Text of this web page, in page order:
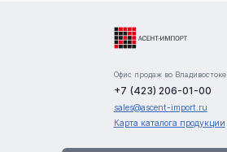
Офис продаж во Владивостоке
+7 (423) 206-01-00
sales@ascent-import.ru
Карта каталога продукции